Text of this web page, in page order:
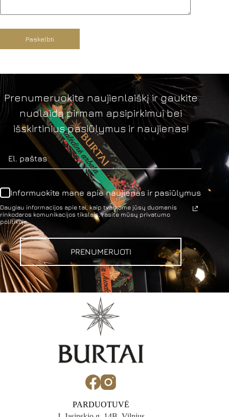
Paskelbti
Prenumeruokite naujienlaiškį ir gaukite
nuolaidą pirmam apsipirkimui bei
išskirtinius pasiūlymus ir naujienas!
Informuokite mane apie naujienas ir pasiūlymus
Daugiau informacijos apie tai, kaip tvarkome jūsų duomenis
rinkodaros komunikacijos tikslais, rasite mūsų privatumo
politikoje.
PRENUMERUOTI
PARDUOTUVĖ